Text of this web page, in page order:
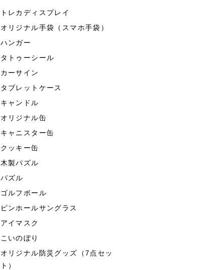
トレカディスプレイ
オリジナル手袋（スマホ手袋）
ハンガー
タトゥーシール
カーサイン
タブレットケース
キャンドル
オリジナル缶
キャニスター缶
クッキー缶
木製パズル
パズル
ゴルフボール
ピンホールサングラス
アイマスク
こいのぼり
オリジナル防災グッズ（7点セッ
ト）